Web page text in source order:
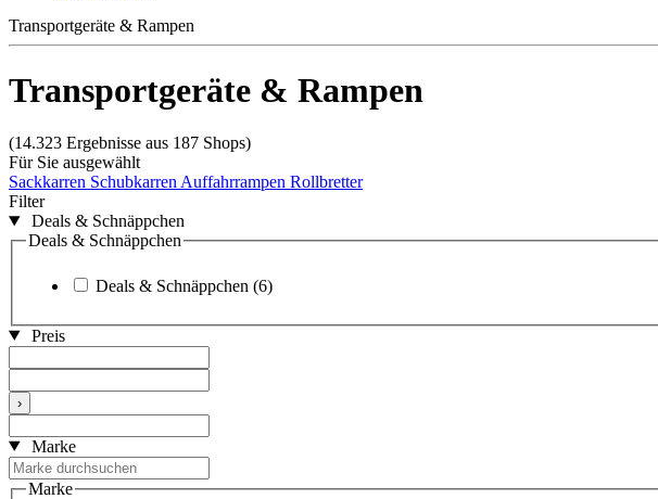
Transportgeräte & Rampen
Transportgeräte & Rampen
(14.323 Ergebnisse aus 187 Shops)
Für Sie ausgewählt
Sackkarren Schubkarren Auffahrrampen Rollbretter
Filter
Deals & Schnäppchen
Deals & Schnäppchen
Deals & Schnäppchen (6)
Preis
›
Marke
Marke